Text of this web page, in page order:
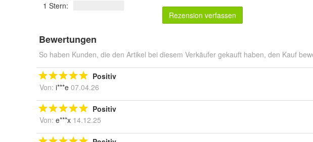
1 Stern:
Rezension verfassen
Bewertungen
So haben Kunden, die den Artikel bei diesem Verkäufer gekauft haben, den Kauf
Positiv
Von: i***e 07.04.26
Positiv
Von: e***x 14.12.25